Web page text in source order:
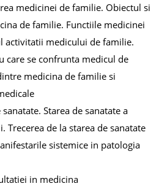
medicinei de familie. Obiectul si
de familie. Functiile medicinei
activitatii medicului de familie.
care se confrunta medicul de
medicina de familie si
Starea de sanatate a
Trecerea de la starea de sanatate
sistemice in patologia
in medicina